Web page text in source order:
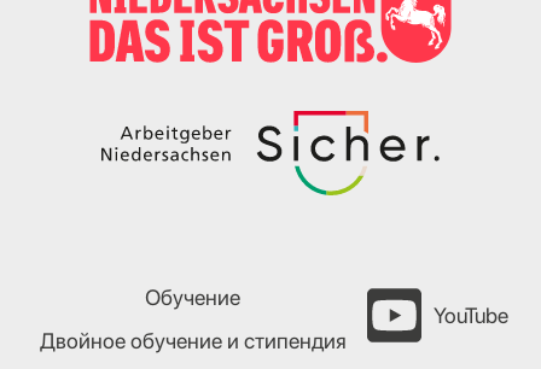
Обучение
Двойное обучение и стипендия
YouTube